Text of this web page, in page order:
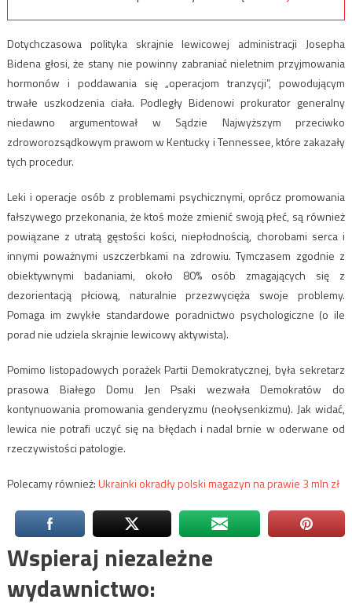
Dotychczasowa polityka skrajnie lewicowej administracji Josepha
Bidena głosi, że stany nie powinny zabraniać nieletnim przyjmowania
hormonów i poddawania się „operacjom tranzycji”, powodującym
trwałe uszkodzenia ciała. Podległy Bidenowi prokurator generalny
niedawno argumentował w Sądzie Najwyższym przeciwko
zdroworozsądkowym prawom w Kentucky i Tennessee, które zakazały
tych procedur.
Leki i operacje osób z problemami psychicznymi, oprócz promowania
fałszywego przekonania, że ​​ktoś może zmienić swoją płeć, są również
powiązane z utratą gęstości kości, niepłodnością, chorobami serca i
innymi poważnymi uszczerbkami na zdrowiu. Tymczasem zgodnie z
obiektywnymi badaniami, około 80% osób zmagających się z
dezorientacją płciową, naturalnie przezwycięża swoje problemy.
Pomaga im zwykłe standardowe poradnictwo psychologiczne (o ile
porad nie udziela skrajnie lewicowy aktywista).
Pomimo listopadowych porażek Partii Demokratycznej, była sekretarz
prasowa Białego Domu Jen Psaki wezwała Demokratów do
kontynuowania promowania genderyzmu (neołysenkizmu). Jak widać,
lewica nie potrafi uczyć się na błędach i nadal brnie w oderwane od
rzeczywistości patologie.
Polecamy również:Ukrainki okradły polski magazyn na prawie 3 mln zł
Wspieraj niezależne
wydawnictwo: